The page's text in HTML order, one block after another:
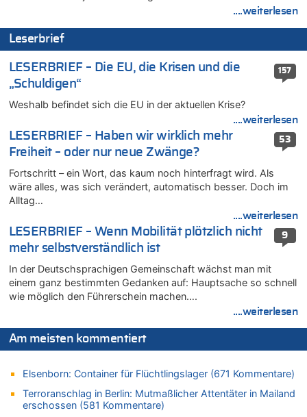
Mehrere Menschen in Londons City niedergestochen
06.08.2026 - 12:13 von Hugo Egon Bernhard von Sinnen zu
Zweite Hitzewelle in diesem Sommer ist jetzt amtlich
06.08.2026 - 12:08 von Medium zu
Frau hörte Stimmen aus Haus des verstorbenen Nachbarn
06.08.2026 - 11:52 von Hubert F. zu
Zweite Hitzewelle in diesem Sommer ist jetzt amtlich
Zweite Hitzewelle in diesem Sommer ist jetzt amtlich
06.08.2026 - 11:42 von Willi Müller zu
Eschweiler: 16-Jähriger soll seine Oma ermordet haben
06.08.2026 - 11:35 von ne Hondsjong zu
Zweite Hitzewelle in diesem Sommer ist jetzt amtlich
06.08.2026 - 11:11 von Dax zu
Wasserstand des Rheins in NRW so niedrig wie noch nie
06.08.2026 - 10:34 von Ostbelgien Direkt zu
Tessa Wullaert knackt die 100-Tore-Marke für die Red Flames
Zweite Hitzewelle in diesem Sommer ist jetzt amtlich
Wasserstand des Rheins in NRW so niedrig wie noch nie
06.08.2026 - 10:17 von Richtig zu
Wasserstand des Rheins in NRW so niedrig wie noch nie
....weiterlesen
Leserbrief
157
LESERBRIEF – Die EU, die Krisen und die
„Schuldigen“
Weshalb befindet sich die EU in der aktuellen Krise?
....weiterlesen
53
LESERBRIEF – Haben wir wirklich mehr
Freiheit – oder nur neue Zwänge?
Fortschritt – ein Wort, das kaum noch hinterfragt wird. Als
wäre alles, was sich verändert, automatisch besser. Doch im
Alltag…
....weiterlesen
9
LESERBRIEF – Wenn Mobilität plötzlich nicht
mehr selbstverständlich ist
In der Deutschsprachigen Gemeinschaft wächst man mit
einem ganz bestimmten Gedanken auf: Hauptsache so schnell
wie möglich den Führerschein machen….
....weiterlesen
Am meisten kommentiert
Elsenborn: Container für Flüchtlingslager (671 Kommentare)
Terroranschlag in Berlin: Mutmaßlicher Attentäter in Mailand
erschossen (581 Kommentare)